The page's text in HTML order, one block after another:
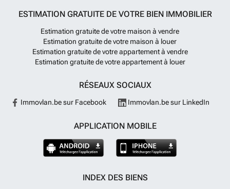
ESTIMATION GRATUITE DE VOTRE BIEN IMMOBILIER
Estimation gratuite de votre maison à vendre
Estimation gratuite de votre maison à louer
Estimation gratuite de votre appartement à vendre
Estimation gratuite de votre appartement à louer
RÉSEAUX SOCIAUX
Immovlan.be sur Facebook Immovlan.be sur LinkedIn
APPLICATION MOBILE
INDEX DES BIENS